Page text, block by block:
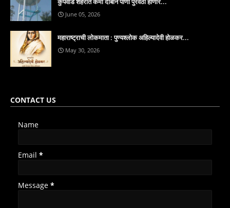
June 05, 2026
महाराष्ट्राची लोकमाता : पुण्यश्लोक अहिल्यादेवी होळकर...
May 30, 2026
CONTACT US
Name
Email *
Message *